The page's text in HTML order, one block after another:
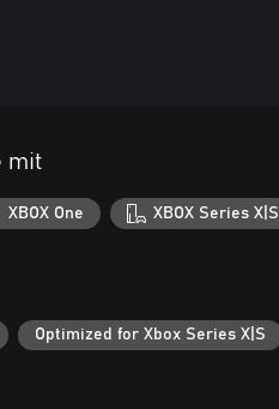
mit
XBOX One XBOX Series X|S
Optimized for Xbox Series X|S